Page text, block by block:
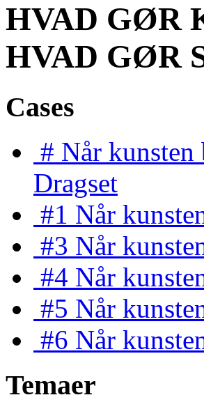
HVAD GØR
HVAD GØR
Cases
# Når kunsten
Dragset
#1 Når
#3 Når
#4 Når
#5 Når
#6 Når
Temaer